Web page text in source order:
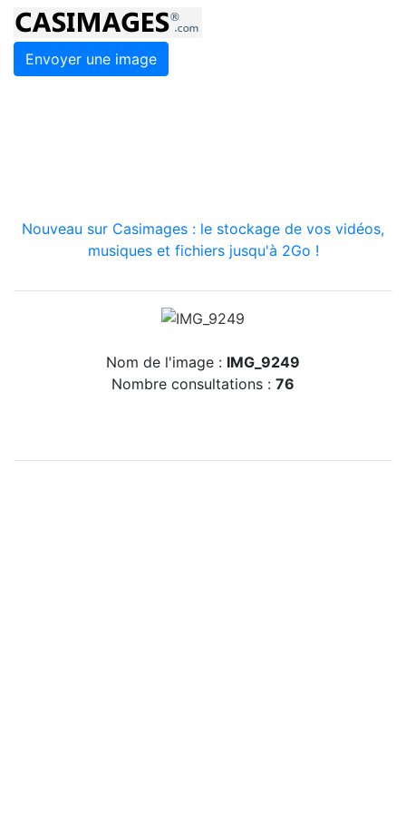
Envoyer une image
Nouveau sur Casimages : le stockage de vos vidéos,
musiques et fichiers jusqu'à 2Go !
Nom de l'image : IMG_9249
Nombre consultations : 76